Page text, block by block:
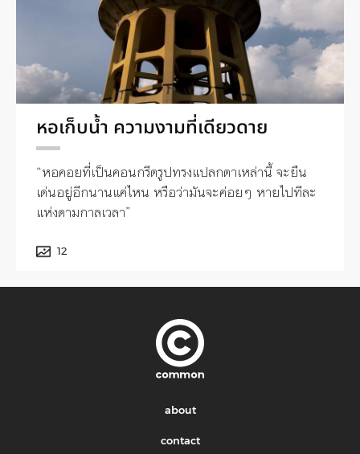
หอเก็บน้ำ ความงามที่เดียวดาย
“หอคอยที่เป็นคอนกรีตรูปทรงแปลกตาเหล่านี้ จะยืน
เด่นอยู่อีกนานแค่ไหน หรือว่ามันจะค่อยๆ หายไปทีละ
แห่งตามกาลเวลา”
12
about
contact